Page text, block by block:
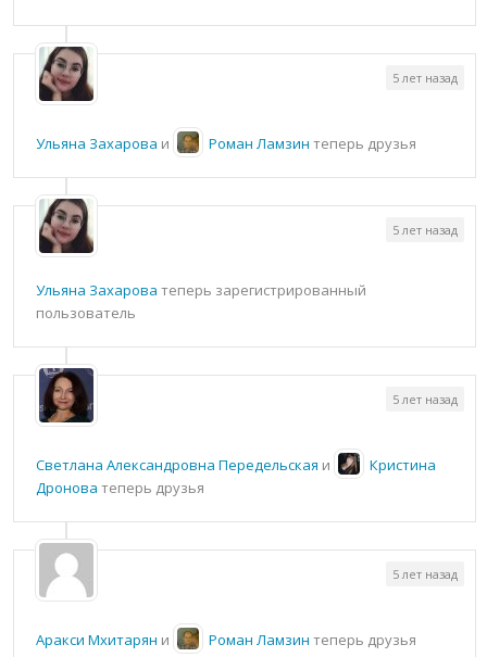
Ульяна Захарова и Роман Ламзин теперь друзья
5 лет назад
Ульяна Захарова теперь зарегистрированный
пользователь
5 лет назад
Светлана Александровна Передельская и
Кристина
Дронова теперь друзья
5 лет назад
Аракси Мхитарян и Роман Ламзин теперь друзья
5 лет назад